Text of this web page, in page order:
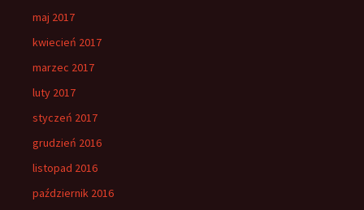
maj 2017
kwiecień 2017
marzec 2017
luty 2017
styczeń 2017
grudzień 2016
listopad 2016
październik 2016